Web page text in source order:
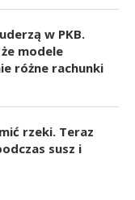
w PKB.
modele
różne rachunki
rzeki. Teraz
susz i